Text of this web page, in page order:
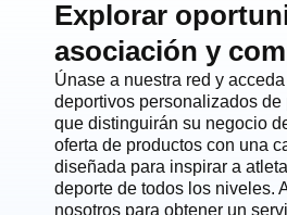
Explorar
asociación y
Únase a nuestra red y
deportivos personalizados de
que distinguirán su negocio
oferta de productos con una
diseñada para inspirar a
deporte de todos los niveles.
nosotros para obtener un